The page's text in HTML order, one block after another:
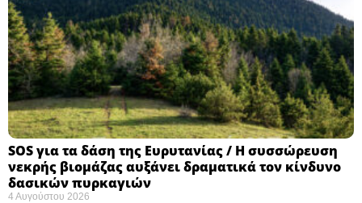
SOS για τα δάση της Ευρυτανίας / Η συσσώρευση
νεκρής βιομάζας αυξάνει δραματικά τον κίνδυνο
δασικών πυρκαγιών
4 Αυγούστου 2026